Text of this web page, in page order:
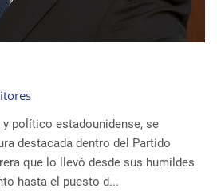
destacada dentro del Partido
que lo llevó desde sus humildes